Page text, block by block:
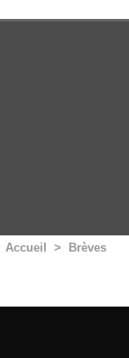
Accueil > Brèves